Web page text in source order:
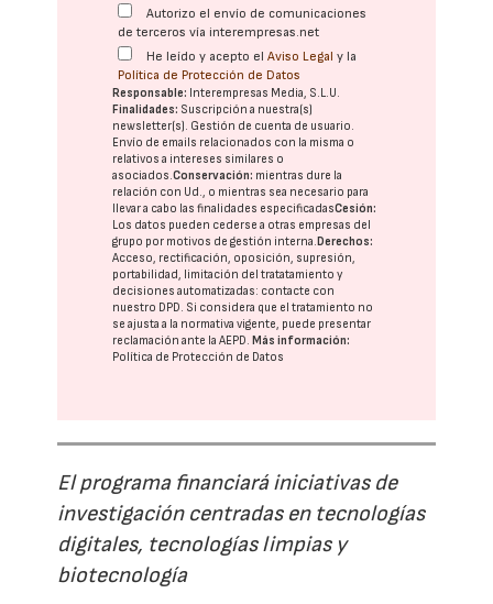
Autorizo el envío de comunicaciones
de terceros vía interempresas.net
He leído y acepto elAviso Legal y la
Política de Protección de Datos
Responsable: Interempresas Media, S.L.U.
Finalidades: Suscripción a nuestra(s)
newsletter(s). Gestión de cuenta de usuario.
Envío de emails relacionados con la misma o
relativos a intereses similares o
asociados.Conservación: mientras dure la
relación con Ud., o mientras sea necesario para
llevar a cabo las finalidades especificadasCesión:
Los datos pueden cederse a otras empresas del
grupo por motivos de gestión interna. Derechos:
Acceso, rectificación, oposición, supresión,
portabilidad, limitación del tratatamiento y
decisiones automatizadas: contacte con
nuestro DPD. Si considera que el tratamiento no
se ajusta a la normativa vigente, puede presentar
reclamación ante laAEPD. Más información:
Política de Protección de Datos
El programa financiará iniciativas de
investigación centradas en tecnologías
digitales, tecnologías limpias y
biotecnología